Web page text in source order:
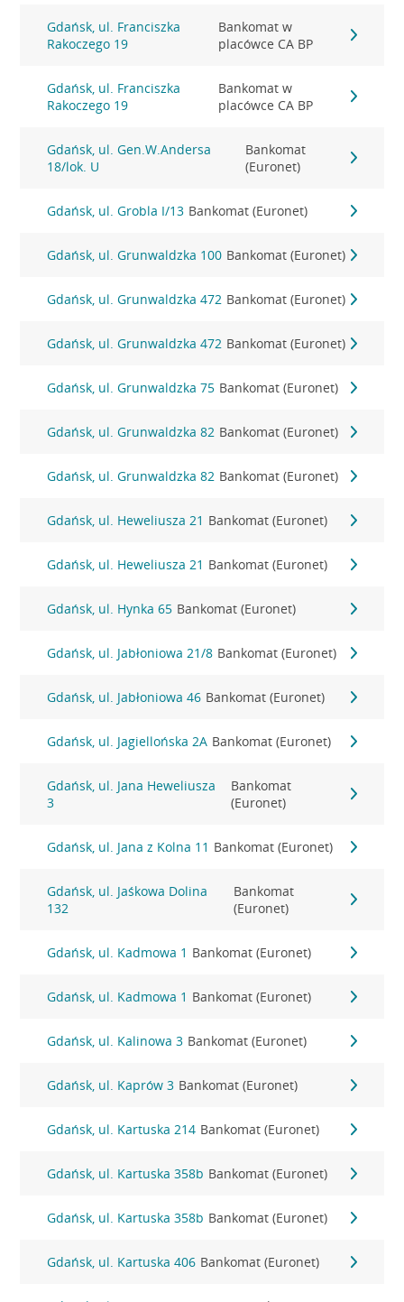
Gdańsk, ul. Franciszka
Rakoczego 19
Bankomat w
placówce CA BP
Gdańsk, ul. Franciszka
Rakoczego 19
Bankomat w
placówce CA BP
Gdańsk, ul. Gen.W.Andersa
18/lok. U
Bankomat
(Euronet)
Gdańsk, ul. Grobla I/13 Bankomat (Euronet)
Gdańsk, ul. Grunwaldzka 100 Bankomat (Euronet)
Gdańsk, ul. Grunwaldzka 472 Bankomat (Euronet)
Gdańsk, ul. Grunwaldzka 472 Bankomat (Euronet)
Gdańsk, ul. Grunwaldzka 75 Bankomat (Euronet)
Gdańsk, ul. Grunwaldzka 82 Bankomat (Euronet)
Gdańsk, ul. Grunwaldzka 82 Bankomat (Euronet)
Gdańsk, ul. Heweliusza 21 Bankomat (Euronet)
Gdańsk, ul. Heweliusza 21 Bankomat (Euronet)
Gdańsk, ul. Hynka 65 Bankomat (Euronet)
Gdańsk, ul. Jabłoniowa 21/8 Bankomat (Euronet)
Gdańsk, ul. Jabłoniowa 46 Bankomat (Euronet)
Gdańsk, ul. Jagiellońska 2A Bankomat (Euronet)
Gdańsk, ul. Jana Heweliusza
3
Bankomat
(Euronet)
Gdańsk, ul. Jana z Kolna 11 Bankomat (Euronet)
Gdańsk, ul. Jaśkowa Dolina
132
Bankomat
(Euronet)
Gdańsk, ul. Kadmowa 1 Bankomat (Euronet)
Gdańsk, ul. Kadmowa 1 Bankomat (Euronet)
Gdańsk, ul. Kalinowa 3 Bankomat (Euronet)
Gdańsk, ul. Kaprów 3 Bankomat (Euronet)
Gdańsk, ul. Kartuska 214 Bankomat (Euronet)
Gdańsk, ul. Kartuska 358b Bankomat (Euronet)
Gdańsk, ul. Kartuska 358b Bankomat (Euronet)
Gdańsk, ul. Kartuska 406 Bankomat (Euronet)